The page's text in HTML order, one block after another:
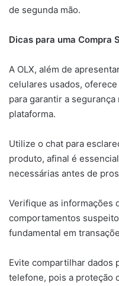
de segunda mão.
Dicas para uma Compra
A OLX, além de
celulares usados,
para garantir a
plataforma.
Utilize o chat para
produto, afinal é
necessárias antes de
Verifique as informações
comportamentos
fundamental em
Evite compartilhar dados
telefone, pois a proteção